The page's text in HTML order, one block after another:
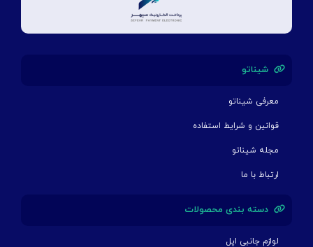
شیناتو
معرفی شیناتو
قوانین و شرایط استفاده
مجله شیناتو
ارتباط با ما
دسته بندی محصولات
لوازم جانبی اپل